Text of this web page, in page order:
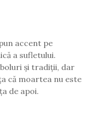
accent pe
a sufletului.
și tradiții, dar
că moartea nu este
de apoi.